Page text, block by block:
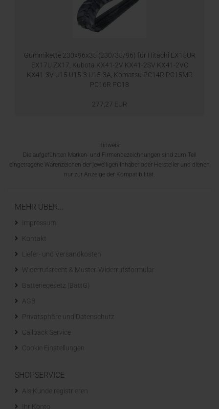
Gummikette 230x96x35 (230/35/96) für Hitachi EX15UR
EX17U ZX17, Kubota KX41-2V KX41-2SV KX41-2VC
KX41-3V U15 U15-3 U15-3A, Komatsu PC14R PC15MR
PC16R PC18
277,27 EUR
Hinweis:
Die aufgeführten Marken- und Firmenbezeichnungen sind zum Teil
eingetragene Warenzeichen der jeweiligen Inhaber oder Hersteller und dienen
nur zur Anzeige der Kompatibilität.
MEHR ÜBER...
Impressum
Kontakt
Liefer- und Versandkosten
Widerrufsrecht & Muster-Widerrufsformular
Batteriegesetz (BattG)
AGB
Privatsphäre und Datenschutz
Callback Service
Cookie Einstellungen
SHOPSERVICE
Als Kunde registrieren
Ihr Konto